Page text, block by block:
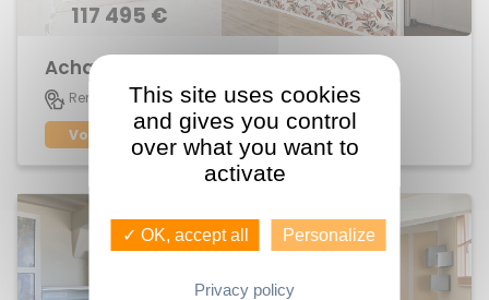
117 495 €
Achat Appartement Beaulieu
Rennes 1
21 M2
Voir le bien
This site uses cookies
and gives you control
over what you want to
activate
✓ OK, accept all Personalize
Privacy policy